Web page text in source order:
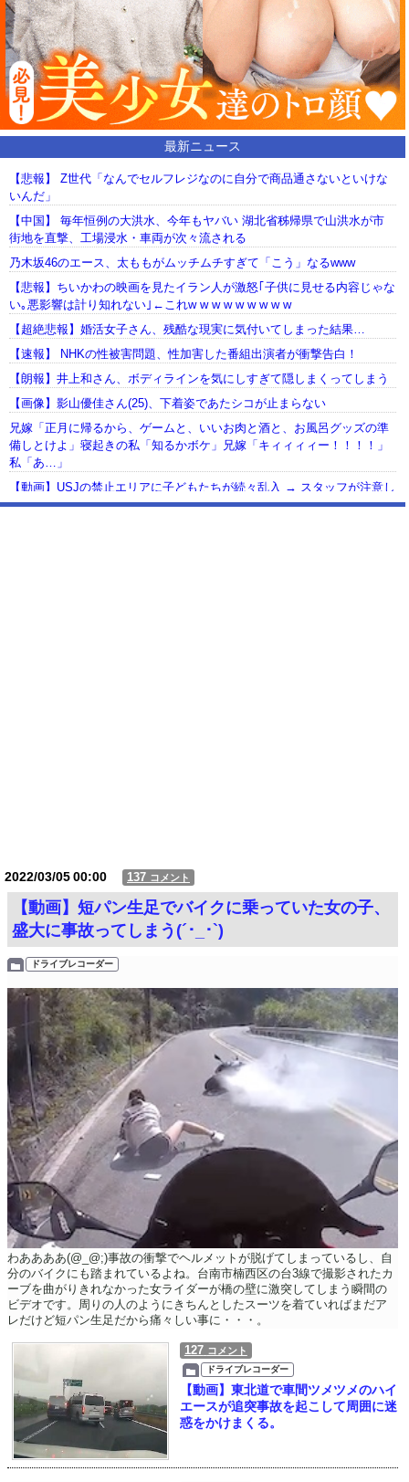
最新ニュース
【悲報】 Z世代「なんでセルフレジなのに自分で商品通さないといけな
いんだ」
【中国】 毎年恒例の大洪水、今年もヤバい 湖北省秭帰県で山洪水が市
街地を直撃、工場浸水・車両が次々流される
乃木坂46のエース、太ももがムッチムチすぎて「こう」なるwww
【悲報】ちいかわの映画を見たイラン人が激怒｢子供に見せる内容じゃな
い｡悪影響は計り知れない｣←これw w w w w w w w w
【超絶悲報】婚活女子さん、残酷な現実に気付いてしまった結果…
【速報】 NHKの性被害問題、性加害した番組出演者が衝撃告白！
【朗報】井上和さん、ボディラインを気にしすぎて隠しまくってしまう
【画像】影山優佳さん(25)、下着姿であたシコが止まらない
兄嫁「正月に帰るから、ゲームと、いいお肉と酒と、お風呂グッズの準
備しとけよ」寝起きの私「知るかボケ」兄嫁「キィィィィー！！！！」
私「あ…」
【動画】USJの禁止エリアに子どもたちが続々乱入 → スタッフが注意し
ても止まらない事態に
2022/03/0500:00 137 コメント
【動画】短パン生足でバイクに乗っていた女の子、
盛大に事故ってしまう(´･_･`)
ドライブレコーダー
わああああ(@_@;)事故の衝撃でヘルメットが脱げてしまっているし、自
分のバイクにも踏まれているよね。台南市楠西区の台3線で撮影されたカ
ーブを曲がりきれなかった女ライダーが橋の壁に激突してしまう瞬間の
ビデオです。周りの人のようにきちんとしたスーツを着ていればまだア
レだけど短パン生足だから痛々しい事に・・・。
127 コメント
ドライブレコーダー
【動画】東北道で車間ツメツメのハイ
エースが追突事故を起こして周囲に迷
惑をかけまくる。